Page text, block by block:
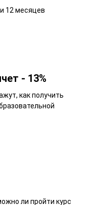
12 месяцев
- 13%
как получить
ли пройти курс